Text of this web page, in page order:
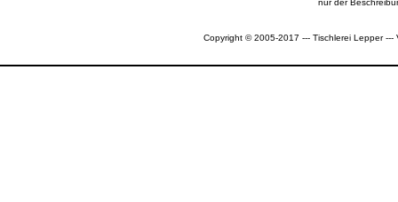
nur der
Copyright © 2005-2017 --- Tischlerei Lepper